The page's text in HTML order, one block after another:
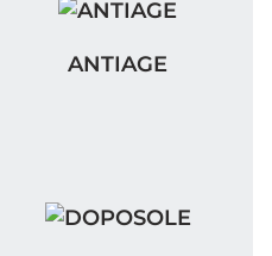
ANTIAGE
ANTIAGE